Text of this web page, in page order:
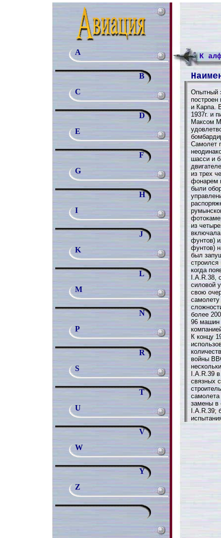
A
B
C
D
E
F
G
H
I
J
K
L
M
N
P
R
S
T
U
V
W
Y
Z
К
Опытный
построен
и Карпа.
1937г. и
Максом
Cамолет
шасси и
из трех
фонарем
были
из
фунтов)
фунтов)
был
строился
когда
I.A.R.38,
силовой
свою
более
96 машин
К концу
войны
I.A.R.39
связных
замены в
I.A.R.39;